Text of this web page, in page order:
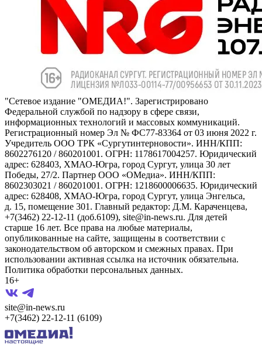
"Сетевое издание "ОМЕДИА!". Зарегистрировано
Федеральной службой по надзору в сфере связи,
информационных технологий и массовых коммуникаций.
Регистрационный номер Эл № ФС77-83364 от 03 июня 2022 г.
Учредитель ООО ТРК «Сургутинтерновости». ИНН/КПП:
8602276120 / 860201001. ОГРН: 1178617004257. Юридический
адрес: 628403, ХМАО-Югра, город Сургут, улица 30 лет
Победы, 27/2. Партнер ООО «ОМедиа». ИНН/КПП:
8602303021 / 860201001. ОГРН: 1218600006635. Юридический
адрес: 628408, ХМАО-Югра, город Сургут, улица Энгельса,
д. 15, помещение 301. Главный редактор: Д.М. Караченцева,
+7(3462) 22-12-11 (доб.6109), site@in-news.ru. Для детей
старше 16 лет. Все права на любые материалы,
опубликованные на сайте, защищены в соответствии с
законодательством об авторском и смежных правах. При
использовании активная ссылка на источник обязательна.
Политика обработки персональных данных.
16+
site@in-news.ru
+7(3462) 22-12-11 (6109)